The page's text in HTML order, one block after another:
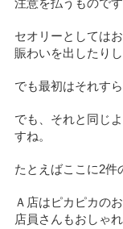
注意を払うものです
セオリーとしては
賑わいを出したりし
でも最初はそれす
でも、それと同じ
すね。
たとえばここに2件
Ａ店はピカピカの
店員さんもおしゃ